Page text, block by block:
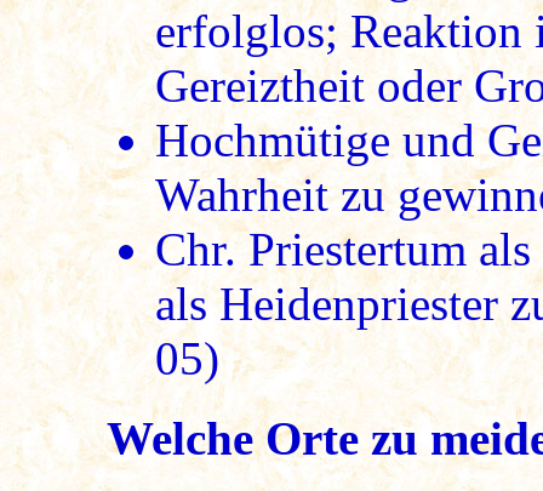
erfolglos; Reaktion
Gereiztheit oder
Hochmütige und
Wahrheit zu
Chr. Priestertum
als Heidenpriester
05)
Welche Orte zu